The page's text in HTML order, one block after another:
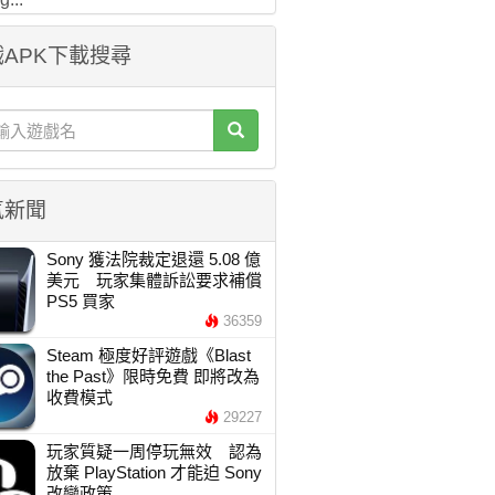
下載搜尋
聞
Sony 獲法院裁定退還 5.08 億
美元 玩家集體訴訟要求補償
PS5 買家
36359
Steam 極度好評遊戲《Blast
the Past》限時免費 即將改為
收費模式
29227
玩家質疑一周停玩無效 認為
放棄 PlayStation 才能迫 Sony